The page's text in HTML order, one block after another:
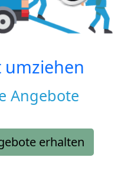
umziehen
Angebote
erhalten